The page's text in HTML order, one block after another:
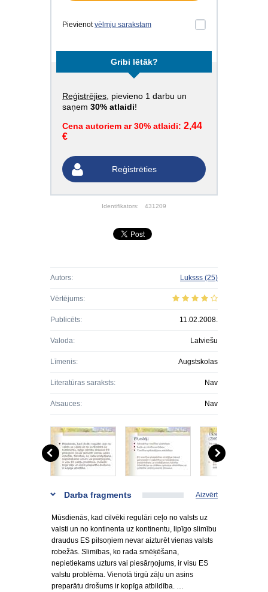
Pievienotvēlmju sarakstam
Gribi lētāk?
Reģistrējies , pievieno 1 darbu un
saņem 30% atlaidi!
Cena autoriem ar 30% atlaidi: 2,44
€
Reģistrēties
Identifikators: 431209
Autors: Luksss (25)
Vērtējums:
Publicēts: 11.02.2008.
Valoda: Latviešu
Līmenis: Augstskolas
Literatūras saraksts: Nav
Atsauces: Nav
Darba fragments Aizvērt
Mūsdienās, kad cilvēki regulāri ceļo no valsts uz
valsti un no kontinenta uz kontinentu, lipīgo slimību
draudus ES pilsoņiem nevar aizturēt vienas valsts
robežās. Slimības, ko rada smēķēšana,
nepietiekams uzturs vai piesārņojums, ir visu ES
valstu problēma. Vienotā tirgū zāļu un asins
preparātu drošums ir kopīga atbildība. …